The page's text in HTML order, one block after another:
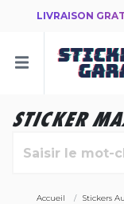
LIVRAISON
STICKER
Accueil Stickers